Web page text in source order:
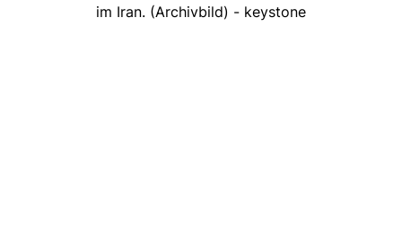
im Iran. (Archivbild) - keystone